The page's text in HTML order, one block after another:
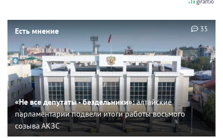
Есть мнение
«Не все депутаты - бездельники»:алтайские
парламентарии подвели итоги работы восьмого
созыва АКЗС
35